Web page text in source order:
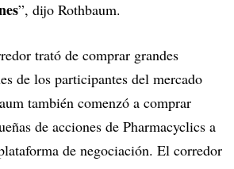
”, dijo Rothbaum.
trató de comprar grandes
de los participantes del mercado
también comenzó a comprar
de acciones de Pharmacyclics a
de negociación. El corredor